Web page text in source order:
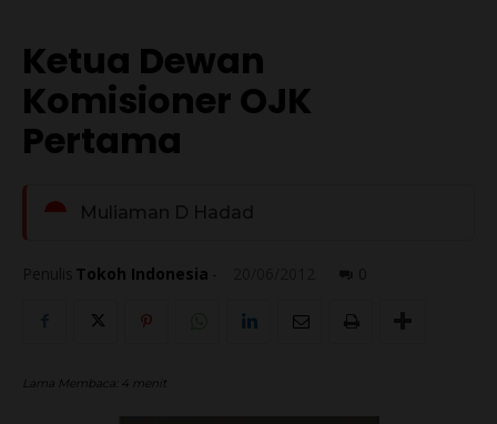
Ketua Dewan
Komisioner OJK
Pertama
Muliaman D Hadad
Tokoh Indonesia
Lama Membaca: 4 menit